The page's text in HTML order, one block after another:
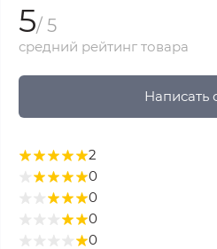
5/ 5
средний рейтинг товара
Написать
2
0
0
0
0